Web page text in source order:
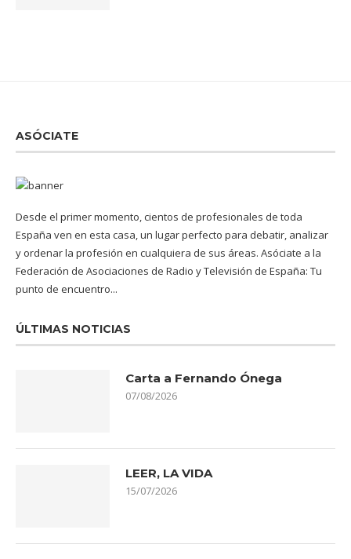
ASÓCIATE
Desde el primer momento, cientos de profesionales de toda
España ven en esta casa, un lugar perfecto para debatir, analizar
y ordenar la profesión en cualquiera de sus áreas. Asóciate a la
Federación de Asociaciones de Radio y Televisión de España: Tu
punto de encuentro...
ÚLTIMAS NOTICIAS
Carta a Fernando Ónega
07/08/2026
LEER, LA VIDA
15/07/2026